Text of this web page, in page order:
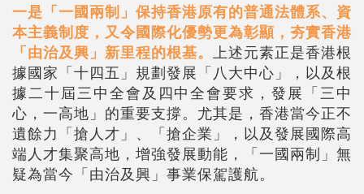
一是「一國兩制」保持香港原有的普通法體系、資
本主義制度，又令國際化優勢更為彰顯，夯實香港
「由治及興」新里程的根基。
上述元素正是香港根
據國家「十四五」規劃發展「八大中心」，以及根
據二十屆三中全會及四中全會要求，發展「三中
心，一高地」的重要支撐。尤其是，香港當今正不
遺餘力「搶人才」、「搶企業」，以及發展國際高
端人才集聚高地，增強發展動能，「一國兩制」無
疑為當今「由治及興」事業保駕護航。